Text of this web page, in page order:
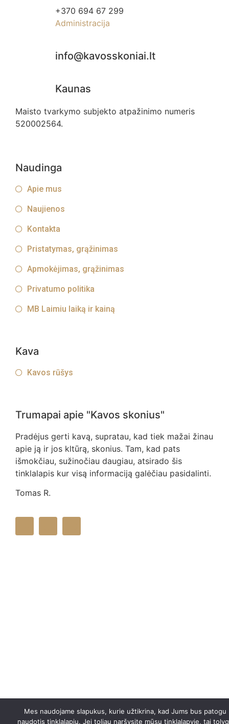
+370 694 67 299
Administracija
info@kavosskoniai.lt
Kaunas
Maisto tvarkymo subjekto atpažinimo numeris
520002564.
Naudinga
Apie mus
Naujienos
Kontakta
Pristatymas, grąžinimas
Apmokėjimas, grąžinimas
Privatumo politika
MB Laimiu laiką ir kainą
Kava
Kavos rūšys
Trumapai apie "Kavos skonius"
Pradėjus gerti kavą, supratau, kad tiek mažai žinau
apie ją ir jos kltūrą, skonius. Tam, kad pats
išmokčiau, sužinočiau daugiau, atsirado šis
tinklalapis kur visą informaciją galėčiau pasidalinti.
Tomas R.
Mes naudojame slapukus, kurie užtikrina, kad Jums bus patogu
naudotis tinklalapiu. Jei toliau naršysite mūsų tinklalapyje, tai